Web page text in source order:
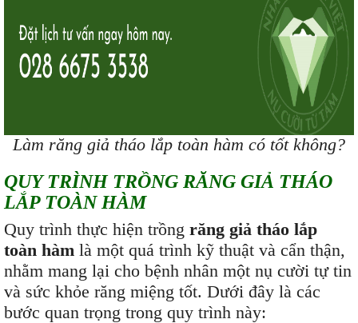
Làm răng giả tháo lắp toàn hàm có tốt không?
QUY TRÌNH TRỒNG RĂNG GIẢ THÁO
LẮP TOÀN HÀM
Quy trình thực hiện trồng răng giả tháo lắp
toàn hàm là một quá trình kỹ thuật và cẩn thận,
nhằm mang lại cho bệnh nhân một nụ cười tự tin
và sức khỏe răng miệng tốt. Dưới đây là các
bước quan trọng trong quy trình này: